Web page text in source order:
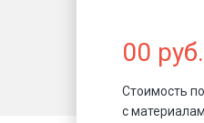
00 руб.
Стоимость
с